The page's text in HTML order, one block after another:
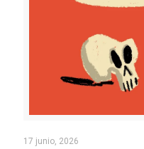
17 junio, 2026